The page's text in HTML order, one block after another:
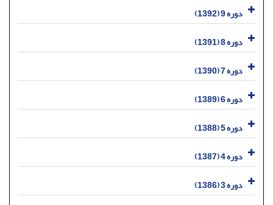
دوره 9 (1392)
دوره 8 (1391)
دوره 7 (1390)
دوره 6 (1389)
دوره 5 (1388)
دوره 4 (1387)
دوره 3 (1386)